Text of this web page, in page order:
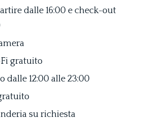
dalle 16:00 e check-out
gratuito
dalle 12:00 alle 23:00
su richiesta